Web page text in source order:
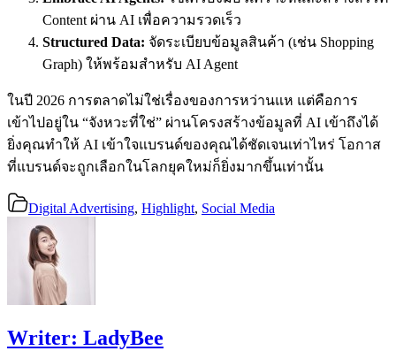
Content ผ่าน AI เพื่อความรวดเร็ว
Structured Data: จัดระเบียบข้อมูลสินค้า (เช่น Shopping
Graph) ให้พร้อมสำหรับ AI Agent
ในปี 2026 การตลาดไม่ใช่เรื่องของการหว่านแห แต่คือการ
เข้าไปอยู่ใน “จังหวะที่ใช่” ผ่านโครงสร้างข้อมูลที่ AI เข้าถึงได้
ยิ่งคุณทำให้ AI เข้าใจแบรนด์ของคุณได้ชัดเจนเท่าไหร่ โอกาส
ที่แบรนด์จะถูกเลือกในโลกยุคใหม่ก็ยิ่งมากขึ้นเท่านั้น
Digital Advertising, Highlight, Social Media
Writer: LadyBee